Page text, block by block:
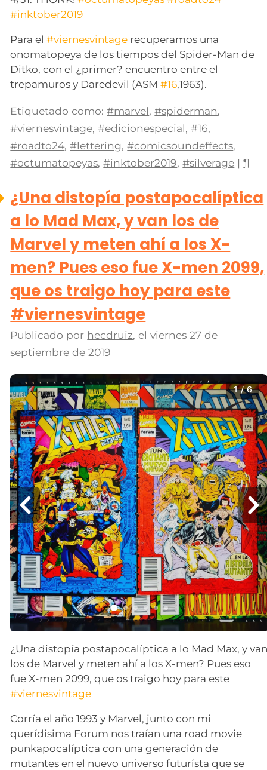
#inktober2019
Para el#viernesvintage recuperamos una
onomatopeya de los tiempos del Spider-Man de
Ditko, con el ¿primer? encuentro entre el
trepamuros y Daredevil (ASM#16,1963).
Etiquetado como: #marvel,#spiderman,
#viernesvintage,#edicionespecial,#16,
#roadto24,#lettering,#comicsoundeffects,
#octumatopeyas,#inktober2019,#silverage |¶
¿Una distopía postapocalíptica
a lo Mad Max, y van los de
Marvel y meten ahí a los X-
men? Pues eso fue X-men 2099,
que os traigo hoy para este
#viernesvintage
Publicado por hecdruiz, elviernes 27 de
septiembre de 2019
1 / 6
¿Una distopía postapocalíptica a lo Mad Max, y
los de Marvel y meten ahí a los X-men? Pues eso
fue X-men 2099, que os traigo hoy para este
#viernesvintage
Corría el año 1993 y Marvel, junto con mi
querídisima Forum nos traían una road movie
punkapocalíptica con una generación de
mutantes en el nuevo universo futurísta que se